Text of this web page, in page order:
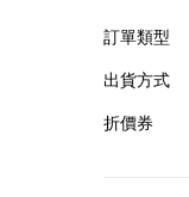
訂單類型
出貨方式
折價券